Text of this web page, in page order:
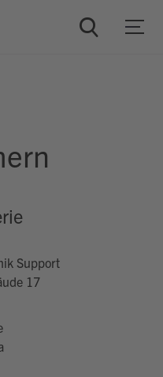
Support
17